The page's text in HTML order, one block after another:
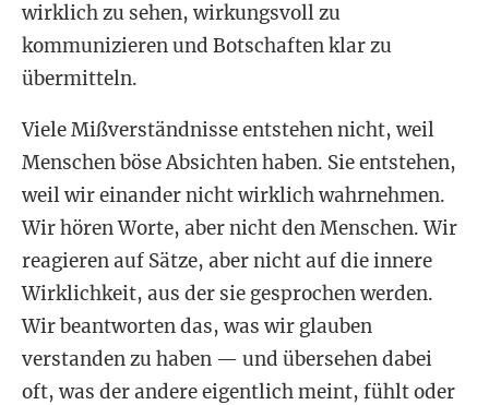
wirklich zu sehen, wirkungsvoll zu
kommunizieren und Botschaften klar zu
übermitteln.
Viele Mißverständnisse entstehen nicht, weil
Menschen böse Absichten haben. Sie entstehen,
weil wir einander nicht wirklich wahrnehmen.
Wir hören Worte, aber nicht den Menschen. Wir
reagieren auf Sätze, aber nicht auf die innere
Wirklichkeit, aus der sie gesprochen werden.
Wir beantworten das, was wir glauben
verstanden zu haben — und übersehen dabei
oft, was der andere eigentlich meint, fühlt oder